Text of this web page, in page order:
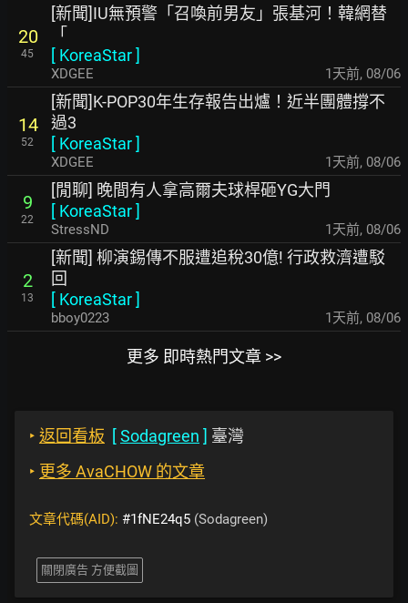
20
45
[新聞]IU無預警「召喚前男友」張基河！韓網替
「
[ KoreaStar]
XDGEE 1天前, 08/06
14
52
[新聞]K-POP30年生存報告出爐！近半團體撐不
過3
[ KoreaStar]
XDGEE 1天前, 08/06
9
22
[閒聊] 晚間有人拿高爾夫球桿砸YG大門
[ KoreaStar]
StressND 1天前, 08/06
2
13
[新聞] 柳演錫傳不服遭追稅30億! 行政救濟遭駁
回
[ KoreaStar]
bboy0223 1天前, 08/06
更多 即時熱門文章 >>
‣ 返回看板 [Sodagreen ] 臺灣
‣ 更多 AvaCHOW 的文章
文章代碼(AID): #1fNE24q5 (Sodagreen)
關閉廣告 方便截圖